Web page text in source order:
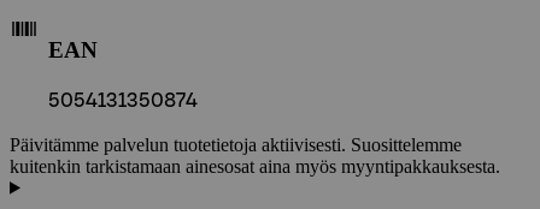
EAN
5054131350874
Päivitämme palvelun tuotetietoja aktiivisesti. Suosittelemme
kuitenkin tarkistamaan ainesosat aina myös myyntipakkauksesta.